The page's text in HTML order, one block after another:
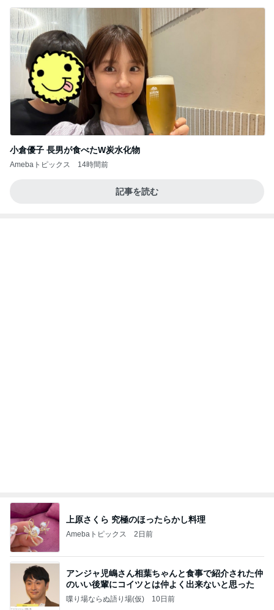
小倉優子 長男が食べたW炭水化物
Amebaトピックス 14時間前
記事を読む
上原さくら 究極のほったらかし料理
Amebaトピックス 2日前
アンジャ児嶋さん相葉ちゃんと食事で紹介された仲
のいい後輩にコイツとは仲よく出来ないと思った
喋り場ならぬ語り場(仮) 10日前